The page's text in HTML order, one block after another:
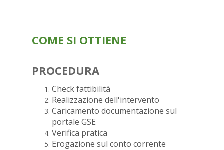
COME SI OTTIENE
PROCEDURA
Check fattibilità
Realizzazione dell'intervento
Caricamento documentazione sul
portale GSE
Verifica pratica
Erogazione sul conto corrente